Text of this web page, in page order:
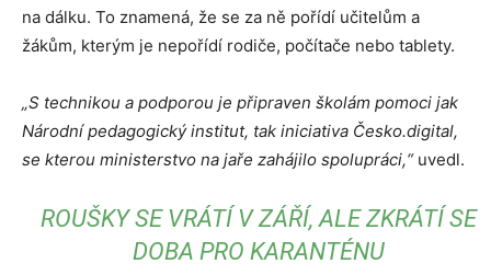
na dálku. To znamená, že se za ně pořídí učitelům a
žákům, kterým je nepořídí rodiče, počítače nebo tablety.
„S technikou a podporou je připraven školám pomoci jak
Národní pedagogický institut, tak iniciativa Česko.digital,
se kterou ministerstvo na jaře zahájilo spolupráci,“uvedl.
ROUŠKY SE VRÁTÍ V ZÁŘÍ, ALE ZKRÁTÍ SE
DOBA PRO KARANTÉNU